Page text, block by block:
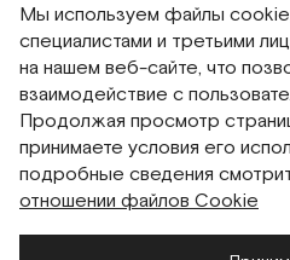
Публичная оферта
Политика обработки
Политика использования
Согласие на получение
Согласие на обработку
Система привилегий
Мы используем файлы
специалистами и третьими
на нашем веб-сайте, что
взаимодействие с
Продолжая просмотр
принимаете условия его
подробные сведения
отношении файлов Cookie